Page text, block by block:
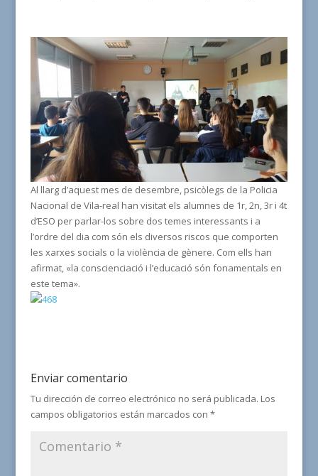
Al llarg d’aquest mes de desembre, psicòlegs de la Policia
Nacional de Vila-real han visitat els alumnes de 1r, 2n, 3r i 4t
d’ESO per parlar-los sobre dos temes interessants i a
l’ordre del dia com són els diversos riscos que comporten
les xarxes socials o la violència de gènere. Com ells han
afirmat, «la conscienciació i l’educació són fonamentals en
este tema».
Enviar comentario
Tu dirección de correo electrónico no será publicada. Los
campos obligatorios están marcados con *